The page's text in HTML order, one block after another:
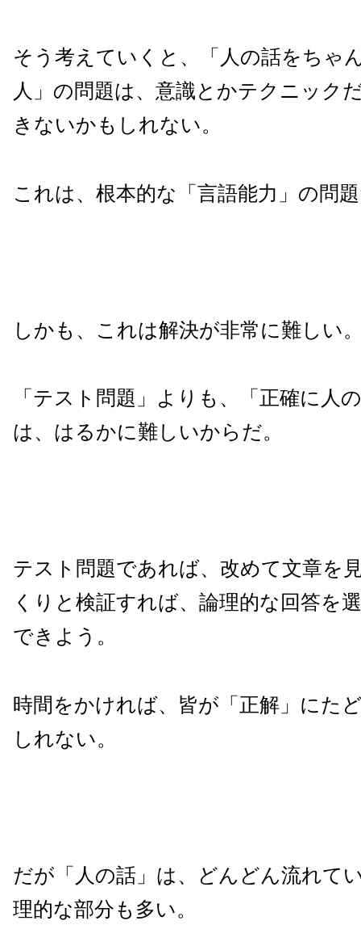
そう考えていくと、「人の話をちゃ
人」の問題は、意識とかテクニック
きないかもしれない。
これは、根本的な「言語能力」の問
しかも、これは解決が非常に難しい
「テスト問題」よりも、「正確に人
は、はるかに難しいからだ。
テスト問題であれば、改めて文章を
くりと検証すれば、論理的な回答を
できよう。
時間をかければ、皆が「正解」にた
しれない。
だが「人の話」は、どんどん流れて
理的な部分も多い。